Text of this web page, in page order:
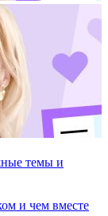
темы и
и чем вместе